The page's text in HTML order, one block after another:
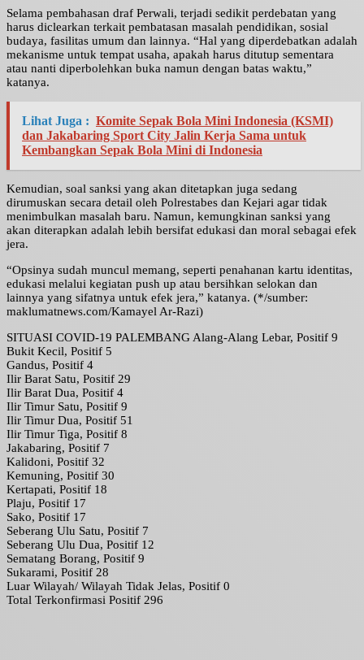
Selama pembahasan draf Perwali, terjadi sedikit perdebatan yang
harus diclearkan terkait pembatasan masalah pendidikan, sosial
budaya, fasilitas umum dan lainnya. “Hal yang diperdebatkan adalah
mekanisme untuk tempat usaha, apakah harus ditutup sementara
atau nanti diperbolehkan buka namun dengan batas waktu,”
katanya.
Lihat Juga : Komite Sepak Bola Mini Indonesia (KSMI)
dan Jakabaring Sport City Jalin Kerja Sama untuk
Kembangkan Sepak Bola Mini di Indonesia
Kemudian, soal sanksi yang akan ditetapkan juga sedang
dirumuskan secara detail oleh Polrestabes dan Kejari agar tidak
menimbulkan masalah baru. Namun, kemungkinan sanksi yang
akan diterapkan adalah lebih bersifat edukasi dan moral sebagai efek
jera.
“Opsinya sudah muncul memang, seperti penahanan kartu identitas,
edukasi melalui kegiatan push up atau bersihkan selokan dan
lainnya yang sifatnya untuk efek jera,” katanya. (*/sumber:
maklumatnews.com/Kamayel Ar-Razi)
SITUASI COVID-19 PALEMBANG Alang-Alang Lebar, Positif 9
Bukit Kecil, Positif 5
Gandus, Positif 4
Ilir Barat Satu, Positif 29
Ilir Barat Dua, Positif 4
Ilir Timur Satu, Positif 9
Ilir Timur Dua, Positif 51
Ilir Timur Tiga, Positif 8
Jakabaring, Positif 7
Kalidoni, Positif 32
Kemuning, Positif 30
Kertapati, Positif 18
Plaju, Positif 17
Sako, Positif 17
Seberang Ulu Satu, Positif 7
Seberang Ulu Dua, Positif 12
Sematang Borang, Positif 9
Sukarami, Positif 28
Luar Wilayah/ Wilayah Tidak Jelas, Positif 0
Total Terkonfirmasi Positif 296